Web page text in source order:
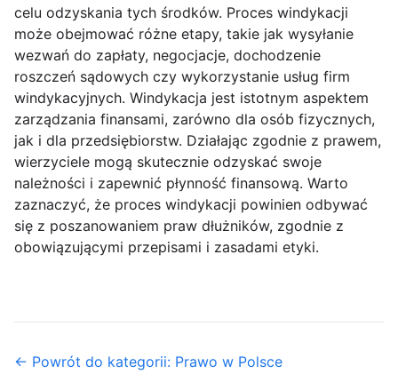
celu odzyskania tych środków. Proces windykacji
może obejmować różne etapy, takie jak wysyłanie
wezwań do zapłaty, negocjacje, dochodzenie
roszczeń sądowych czy wykorzystanie usług firm
windykacyjnych. Windykacja jest istotnym aspektem
zarządzania finansami, zarówno dla osób fizycznych,
jak i dla przedsiębiorstw. Działając zgodnie z prawem,
wierzyciele mogą skutecznie odzyskać swoje
należności i zapewnić płynność finansową. Warto
zaznaczyć, że proces windykacji powinien odbywać
się z poszanowaniem praw dłużników, zgodnie z
obowiązującymi przepisami i zasadami etyki.
← Powrót do kategorii: Prawo w Polsce